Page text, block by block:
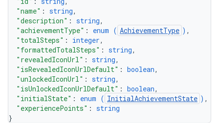
"name" : string,
"description" : string,
"achievementType" : enum ( AchievementType ) ,
"totalSteps" : integer,
"formattedTotalSteps" : string,
"revealedIconUrl" : string,
"isRevealedIconUrlDefault" : boolean,
"unlockedIconUrl" : string,
"isUnlockedIconUrlDefault" : boolean,
"initialState" : enum ( InitialAchievementState ) ,
"experiencePoints" : string
}